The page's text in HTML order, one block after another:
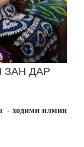
ДАР
- ходими илмии